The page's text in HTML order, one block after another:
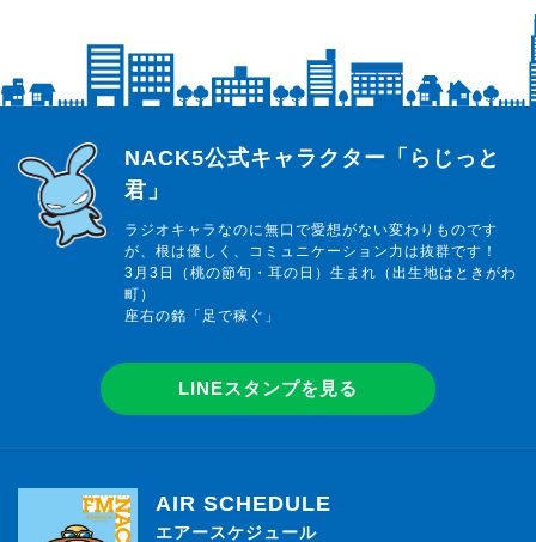
らじっと君
NACK5公式キャラクター「らじっと
君」
ラジオキャラなのに無口で愛想がない変わりものです
が、根は優しく、コミュニケーション力は抜群です！
3月3日（桃の節句・耳の日）生まれ（出生地はときがわ
町）
座右の銘「足で稼ぐ」
LINEスタンプを見る
AIR SCHEDULE
エアースケジュール